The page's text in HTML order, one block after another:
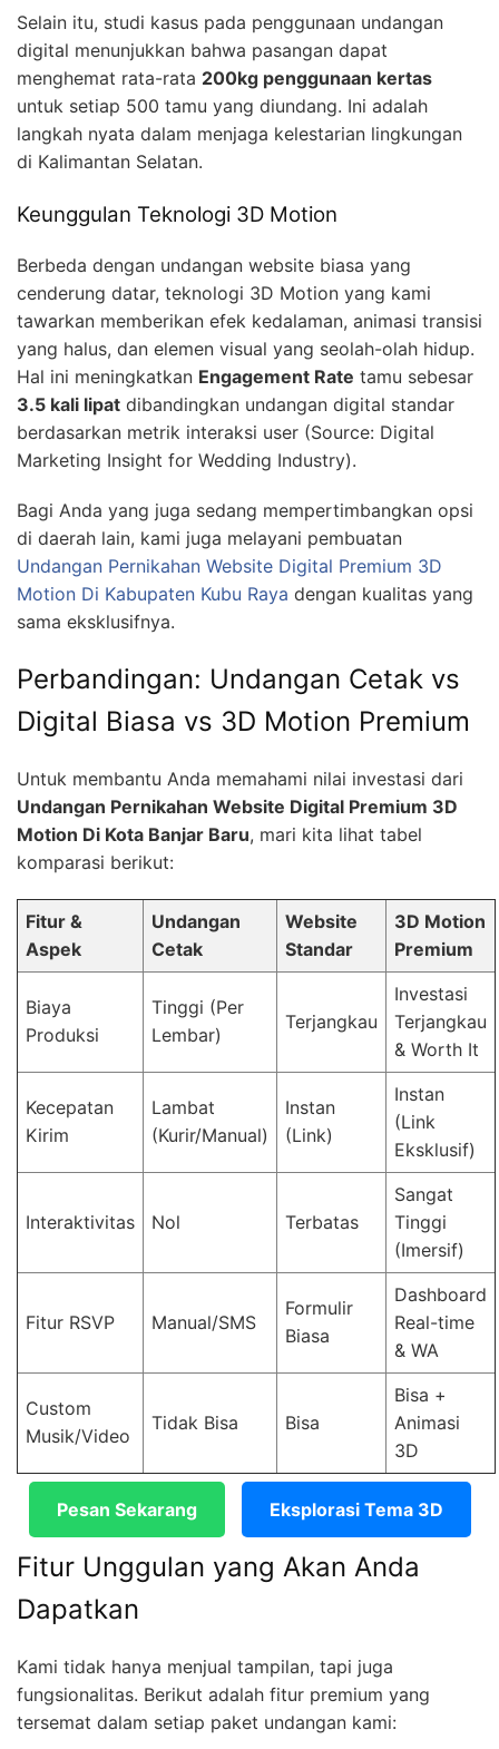
Selain itu, studi kasus pada penggunaan undangan
digital menunjukkan bahwa pasangan dapat
menghemat rata-rata 200kg penggunaan kertas
untuk setiap 500 tamu yang diundang. Ini adalah
langkah nyata dalam menjaga kelestarian lingkungan
di Kalimantan Selatan.
Keunggulan Teknologi 3D Motion
Berbeda dengan undangan website biasa yang
cenderung datar, teknologi 3D Motion yang kami
tawarkan memberikan efek kedalaman, animasi transisi
yang halus, dan elemen visual yang seolah-olah hidup.
Hal ini meningkatkan Engagement Rate tamu sebesar
3.5 kali lipat dibandingkan undangan digital standar
berdasarkan metrik interaksi user (Source: Digital
Marketing Insight for Wedding Industry).
Bagi Anda yang juga sedang mempertimbangkan opsi
di daerah lain, kami juga melayani pembuatan
Undangan Pernikahan Website Digital Premium 3D
Motion Di Kabupaten Kubu Raya dengan kualitas yang
sama eksklusifnya.
Perbandingan: Undangan Cetak vs
Digital Biasa vs 3D Motion Premium
Untuk membantu Anda memahami nilai investasi dari
Undangan Pernikahan Website Digital Premium 3D
Motion Di Kota Banjar Baru, mari kita lihat tabel
komparasi berikut:
Fitur &
Aspek
Undangan
Cetak
Website
Standar
3D Motion
Premium
Biaya
Produksi
Tinggi (Per
Lembar)
Terjangkau
Investasi
Terjangkau
& Worth It
Kecepatan
Kirim
Lambat
(Kurir/Manual)
Instan
(Link)
Instan
(Link
Eksklusif)
Interaktivitas Nol Terbatas
Sangat
Tinggi
(Imersif)
Fitur RSVP Manual/SMS
Formulir
Biasa
Dashboard
Real-time
& WA
Custom
Musik/Video
Tidak Bisa Bisa
Bisa +
Animasi
3D
Pesan Sekarang Eksplorasi Tema 3D
Fitur Unggulan yang Akan Anda
Dapatkan
Kami tidak hanya menjual tampilan, tapi juga
fungsionalitas. Berikut adalah fitur premium yang
tersemat dalam setiap paket undangan kami: